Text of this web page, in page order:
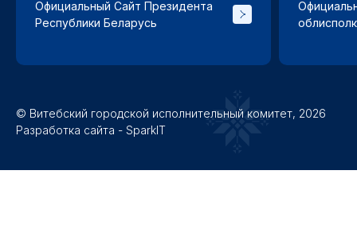
Официальный Сайт Президента
Республики Беларусь
© Витебский городской исполнительный комитет, 2026
Разработка сайта - SparkIT